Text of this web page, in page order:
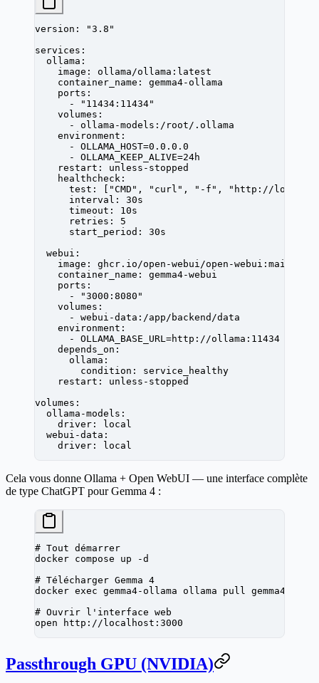
version :
"3.8"
services :
  ollama
:
    image
: ollama/ollama:latest
    container_name
: gemma4-ollama
    ports
:
      -
"11434:11434"
    volumes
:
      -
ollama-models:/root/.ollama
    environment
:
      -
OLLAMA_HOST=0.0.0.0
      -
OLLAMA_KEEP_ALIVE=24h
    restart
: unless-stopped
    healthcheck
:
      test
: [ "CMD" , "curl" , "-f" ,
"http://
      interval
: 30s
      timeout
: 10s
      retries
: 5
      start_period
: 30s
  webui
:
    image
: ghcr.io/open-webui/open-webui:main
    container_name
: gemma4-webui
    ports
:
      -
"3000:8080"
    volumes
:
      -
webui-data:/app/backend/data
    environment
:
      -
OLLAMA_BASE_URL=http://ollama:11434
    depends_on
:
      ollama
:
        condition
: service_healthy
    restart
: unless-stopped
volumes :
  ollama-models
:
    driver
:
local
  webui-data
:
    driver
: local
Cela vous donne Ollama + Open WebUI — une interface complète
de type ChatGPT pour Gemma 4 :
# Tout démarrer
docker compose up -d
# Télécharger Gemma 4
docker exec gemma4-ollama ollama pull
gemma4:26b
# Ouvrir l'interface web
open http://localhost:3000
Passthrough GPU (NVIDIA)